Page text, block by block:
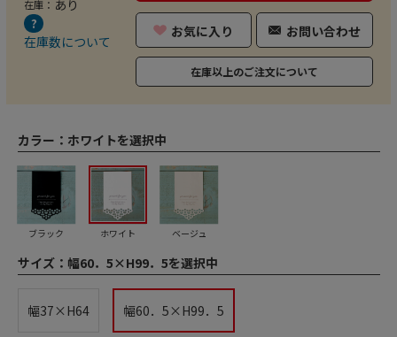
在庫： あり
在庫数について
お気に入り お問い合わせ
在庫以上のご注文について
カラー： ホワイトを選択中
ブラック ホワイト ベージュ
サイズ： 幅60．5×H99．5を選択中
幅37×H64 幅60．5×H99．5